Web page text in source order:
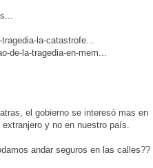
la-catastrofe...
de-la-tragedia-en-mem...
el gobierno se interesó mas en
y no en nuestro país.
andar seguros en las calles??